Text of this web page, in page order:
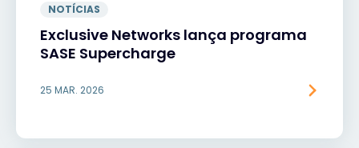
NOTÍCIAS
Exclusive Networks lança programa
SASE Supercharge
25 MAR. 2026